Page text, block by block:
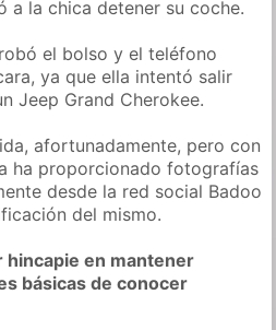
a la chica detener su coche.
el bolso y el teléfono
ya que ella intentó salir
Jeep Grand Cherokee.
afortunadamente, pero con
ha proporcionado fotografías
desde la red social Badoo
del mismo.
hincapie en mantener
básicas de conocer